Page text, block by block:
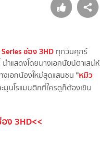
ช่อง 3HD ทุกวันศุกร์
ำแสดงโดยนางเอกนัยน์ตาเสน่ห์
งเอกน้องใหม่สุดแสนซน "หมิว
มุนโรแมนติกที่ใครดูก็ต้องเขิน
ง 3HD<<